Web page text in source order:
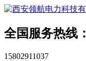
全国服务热线：
15802911037